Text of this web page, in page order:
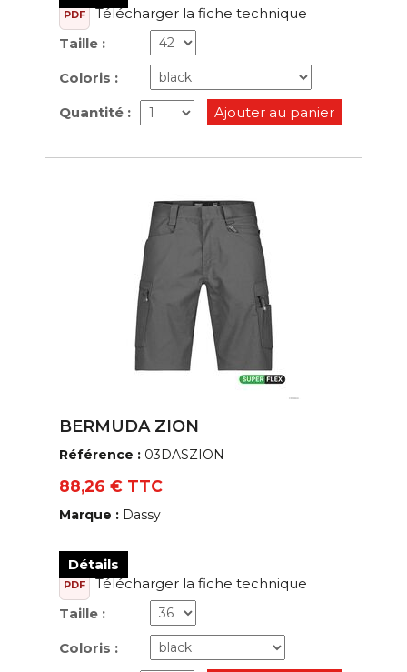
PDF
Télécharger la fiche technique
Taille :
Coloris :
Quantité : Ajouter au panier
BERMUDA ZION
Référence : 03DASZION
88,26 € TTC
Marque : Dassy
Détails
PDF
Télécharger la fiche technique
Taille :
Coloris :